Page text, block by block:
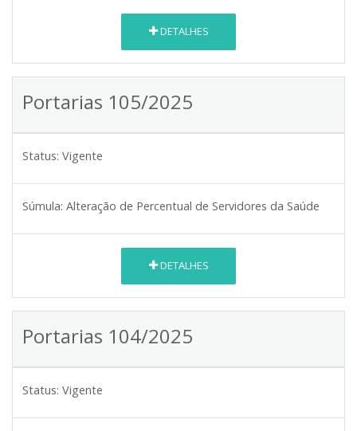
DETALHES
Portarias 105/2025
Status: Vigente
Súmula: Alteração de Percentual de Servidores da Saúde
DETALHES
Portarias 104/2025
Status: Vigente